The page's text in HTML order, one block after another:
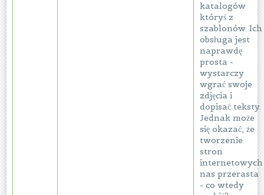
katalogów
któryś z
szablonów. Ich
obsługa jest
naprawdę
prosta -
wystarczy
wgrać swoje
zdjęcia i
dopisać teksty.
Jednak może
się okazać, że
tworzenie
stron
internetowych
nas przerasta
- co wtedy